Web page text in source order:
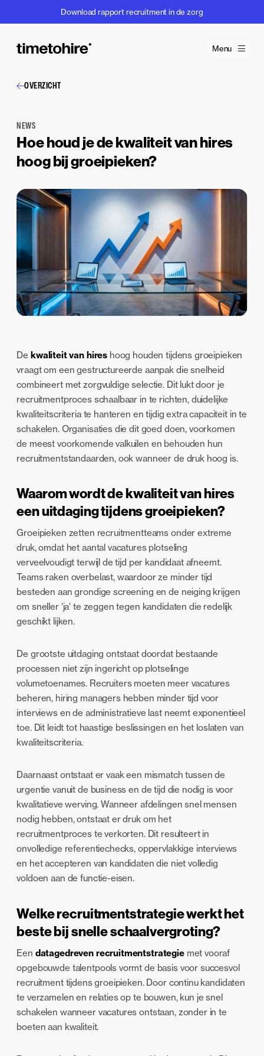
Download rapport recruitment in de zorg
Menu
OVERZICHT
NEWS
Hoe houd je de kwaliteit van hires
hoog bij groeipieken?
De kwaliteit van hires hoog houden tijdens groeipieken
vraagt om een gestructureerde aanpak die snelheid
combineert met zorgvuldige selectie. Dit lukt door je
recruitmentproces schaalbaar in te richten, duidelijke
kwaliteitscriteria te hanteren en tijdig extra capaciteit in te
schakelen. Organisaties die dit goed doen, voorkomen
de meest voorkomende valkuilen en behouden hun
recruitmentstandaarden, ook wanneer de druk hoog is.
Waarom wordt de kwaliteit van hires
een uitdaging tijdens groeipieken?
Groeipieken zetten recruitmentteams onder extreme
druk, omdat het aantal vacatures plotseling
verveelvoudigt terwijl de tijd per kandidaat afneemt.
Teams raken overbelast, waardoor ze minder tijd
besteden aan grondige screening en de neiging krijgen
om sneller ‘ja’ te zeggen tegen kandidaten die redelijk
geschikt lijken.
De grootste uitdaging ontstaat doordat bestaande
processen niet zijn ingericht op plotselinge
volumetoenames. Recruiters moeten meer vacatures
beheren, hiring managers hebben minder tijd voor
interviews en de administratieve last neemt exponentieel
toe. Dit leidt tot haastige beslissingen en het loslaten van
kwaliteitscriteria.
Daarnaast ontstaat er vaak een mismatch tussen de
urgentie vanuit de business en de tijd die nodig is voor
kwalitatieve werving. Wanneer afdelingen snel mensen
nodig hebben, ontstaat er druk om het
recruitmentproces te verkorten. Dit resulteert in
onvolledige referentiechecks, oppervlakkige interviews
en het accepteren van kandidaten die niet volledig
voldoen aan de functie-eisen.
Welke recruitmentstrategie werkt het
beste bij snelle schaalvergroting?
Een datagedreven recruitmentstrategiemet vooraf
opgebouwde talentpools vormt de basis voor succesvol
recruitment tijdens groeipieken. Door continu kandidaten
te verzamelen en relaties op te bouwen, kun je snel
schakelen wanneer vacatures ontstaan, zonder in te
boeten aan kwaliteit.